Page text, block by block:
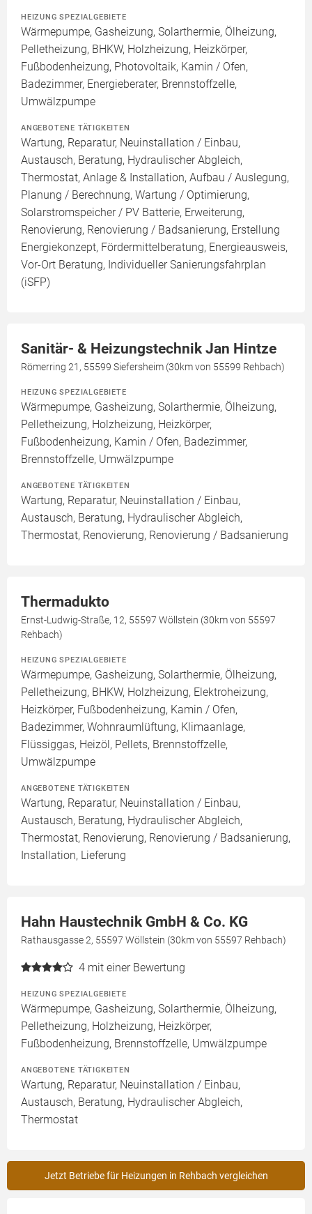
HEIZUNG SPEZIALGEBIETE
Wärmepumpe, Gasheizung, Solarthermie, Ölheizung,
Pelletheizung, BHKW, Holzheizung, Heizkörper,
Fußbodenheizung, Photovoltaik, Kamin / Ofen,
Badezimmer, Energieberater, Brennstoffzelle,
Umwälzpumpe
ANGEBOTENE TÄTIGKEITEN
Wartung, Reparatur, Neuinstallation / Einbau,
Austausch, Beratung, Hydraulischer Abgleich,
Thermostat, Anlage & Installation, Aufbau / Auslegung,
Planung / Berechnung, Wartung / Optimierung,
Solarstromspeicher / PV Batterie, Erweiterung,
Renovierung, Renovierung / Badsanierung, Erstellung
Energiekonzept, Fördermittelberatung, Energieausweis,
Vor-Ort Beratung, Individueller Sanierungsfahrplan
(iSFP)
Sanitär- & Heizungstechnik Jan Hintze
Römerring 21, 55599 Siefersheim (30km von 55599 Rehbach)
HEIZUNG SPEZIALGEBIETE
Wärmepumpe, Gasheizung, Solarthermie, Ölheizung,
Pelletheizung, Holzheizung, Heizkörper,
Fußbodenheizung, Kamin / Ofen, Badezimmer,
Brennstoffzelle, Umwälzpumpe
ANGEBOTENE TÄTIGKEITEN
Wartung, Reparatur, Neuinstallation / Einbau,
Austausch, Beratung, Hydraulischer Abgleich,
Thermostat, Renovierung, Renovierung / Badsanierung
Thermadukto
Ernst-Ludwig-Straße, 12, 55597 Wöllstein (30km von 55597
Rehbach)
HEIZUNG SPEZIALGEBIETE
Wärmepumpe, Gasheizung, Solarthermie, Ölheizung,
Pelletheizung, BHKW, Holzheizung, Elektroheizung,
Heizkörper, Fußbodenheizung, Kamin / Ofen,
Badezimmer, Wohnraumlüftung, Klimaanlage,
Flüssiggas, Heizöl, Pellets, Brennstoffzelle,
Umwälzpumpe
ANGEBOTENE TÄTIGKEITEN
Wartung, Reparatur, Neuinstallation / Einbau,
Austausch, Beratung, Hydraulischer Abgleich,
Thermostat, Renovierung, Renovierung / Badsanierung,
Installation, Lieferung
Hahn Haustechnik GmbH & Co. KG
Rathausgasse 2, 55597 Wöllstein (30km von 55597 Rehbach)
4 mit einer Bewertung
HEIZUNG SPEZIALGEBIETE
Wärmepumpe, Gasheizung, Solarthermie, Ölheizung,
Pelletheizung, Holzheizung, Heizkörper,
Fußbodenheizung, Brennstoffzelle, Umwälzpumpe
ANGEBOTENE TÄTIGKEITEN
Wartung, Reparatur, Neuinstallation / Einbau,
Austausch, Beratung, Hydraulischer Abgleich,
Thermostat
Jetzt Betriebe für Heizungen in Rehbach vergleichen